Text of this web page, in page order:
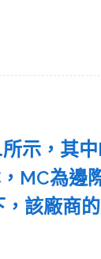
示，其
MC為邊
該廠商